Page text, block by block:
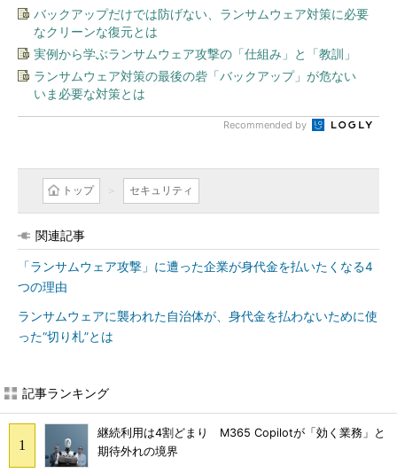
バックアップだけでは防げない、ランサムウェア対策に必要
なクリーンな復元とは
実例から学ぶランサムウェア攻撃の「仕組み」と「教訓」
ランサムウェア対策の最後の砦「バックアップ」が危ない
いま必要な対策とは
Recommended by
トップ セキュリティ
関連記事
「ランサムウェア攻撃」に遭った企業が身代金を払いたくなる4
つの理由
ランサムウェアに襲われた自治体が、身代金を払わないために使
った“切り札”とは
記事ランキング
継続利用は4割どまり M365 Copilotが「効く業務」と
期待外れの境界